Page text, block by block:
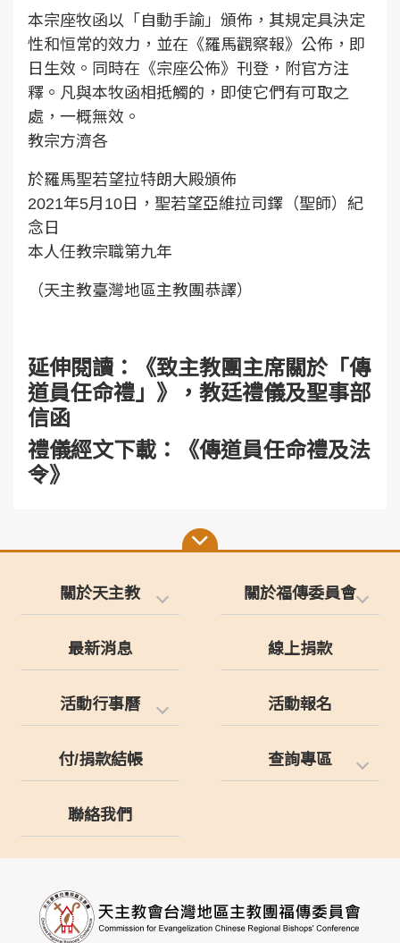
本宗座牧函以「自動手諭」頒佈，其規定具決定
性和恒常的效力，並在《羅馬觀察報》公佈，即
日生效。同時在《宗座公佈》刊登，附官方注
釋。凡與本牧函相抵觸的，即使它們有可取之
處，一概無效。
教宗方濟各
於羅馬聖若望拉特朗大殿頒佈
2021年5月10日，聖若望亞維拉司鐸（聖師）紀
念日
本人任教宗職第九年
（天主教臺灣地區主教團恭譯）
延伸閱讀：
《致主教團主席關於「傳
道員任命禮」》，教廷禮儀及聖事部
信函
禮儀經文下載：
《傳道員任命禮及法
令》
關於天主教 關於福傳委員會
最新消息 線上捐款
活動行事曆 活動報名
付/捐款結帳 查詢專區
聯絡我們